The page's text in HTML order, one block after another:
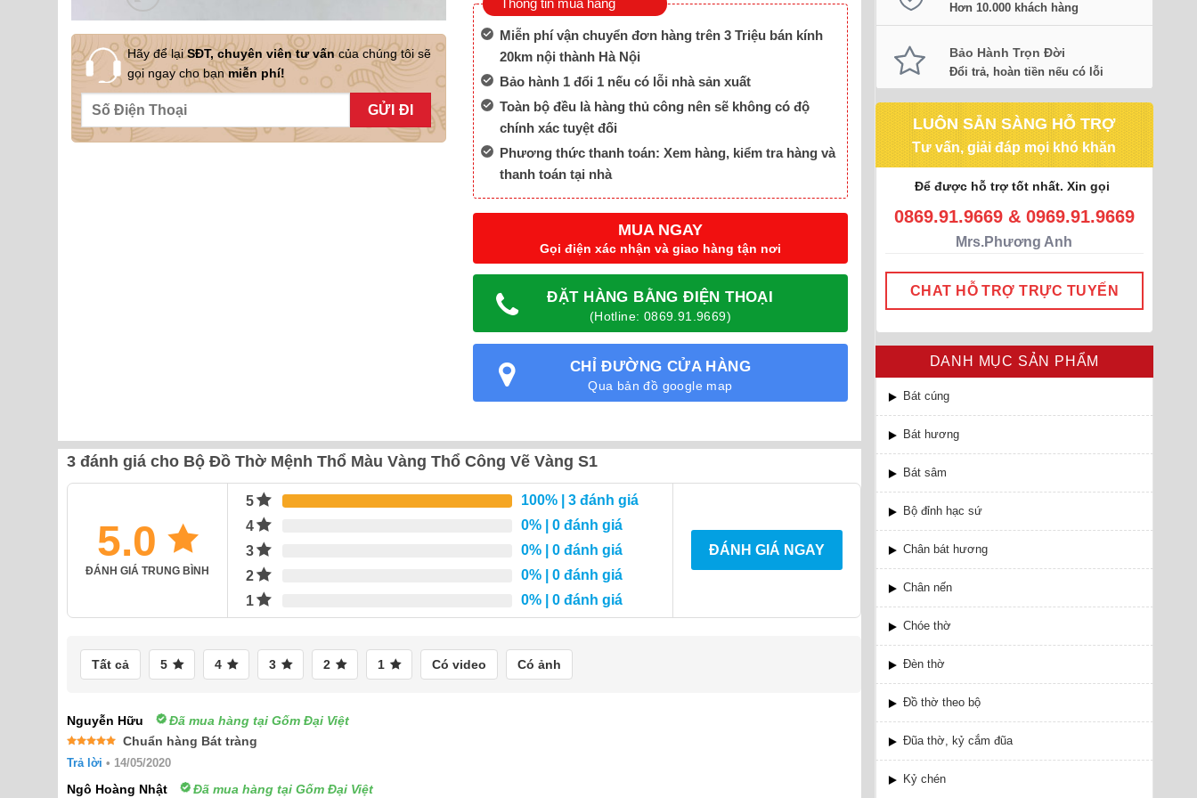
Hơn 10.000 khách hàng
Bảo Hành Trọn Đời
Đổi trả, hoàn tiền nếu có lỗi
LUÔN SẴN SÀNG HỖ TRỢ
Tư vấn, giải đáp mọi khó khăn
Để được hỗ trợ tốt nhất. Xin gọi
0869.91.9669 & 0969.91.9669
Mrs.Phương Anh
CHAT HỖ TRỢ TRỰC TUYẾN
DANH MỤC SẢN PHẨM
Bát cúng
Bát hương
Bát sâm
Bộ đỉnh hạc sứ
Chân bát hương
Chân nến
Chóe thờ
Đèn thờ
Đồ thờ theo bộ
Đũa thờ, kỷ cắm đũa
Kỷ chén
Hãy để lạiSĐT, chuyên viên tư vấncủa chúng tôi sẽ
gọi ngay cho bạnmiễn phí!
Miễn phí vận chuyển đơn hàng trên 3 Triệu bán kính
20km nội thành Hà Nội
Bảo hành 1 đổi 1 nếu có lỗi nhà sản xuất
Toàn bộ đều là hàng thủ công nên sẽ không có độ
chính xác tuyệt đối
Phương thức thanh toán: Xem hàng, kiểm tra hàng và
thanh toán tại nhà
MUA NGAY
Gọi điện xác nhận và giao hàng tận nơi
ĐẶT HÀNG BẰNG ĐIỆN THOẠI
(Hotline: 0869.91.9669)
CHỈ ĐƯỜNG CỬA HÀNG
Qua bản đồ google map
3 đánh giá cho Bộ Đồ Thờ Mệnh Thổ Màu Vàng Thổ Công Vẽ Vàng S1
5.0
ĐÁNH GIÁ TRUNG BÌNH
5 100% | 3 đánh giá
4
0% | 0 đánh giá
3
0% | 0 đánh giá
2
0% | 0 đánh giá
1
0% | 0 đánh giá
ĐÁNH GIÁ NGAY
Tất cả 5 4 3 2 1 Có video Có ảnh
Nguyễn Hữu Đã mua hàng tại Gốm Đại Việt
Được xếp
hạng55
Chuẩn hàng Bát tràng
Trả lời • 14/05/2020
Ngô Hoàng Nhật Đã mua hàng tại Gốm Đại Việt